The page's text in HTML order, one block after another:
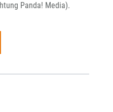
Panda! Media).